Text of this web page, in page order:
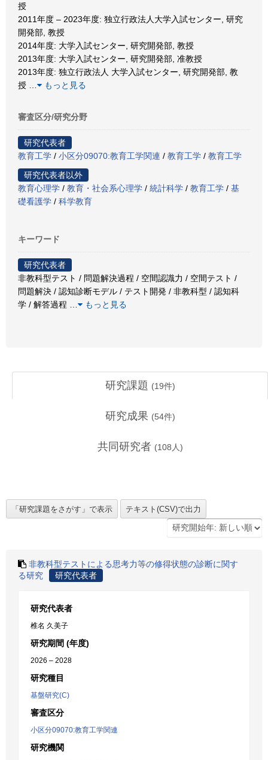
授
2011年度 – 2023年度: 独立行政法人大学入試センター, 研究
開発部, 教授
2014年度: 大学入試センター, 研究開発部, 教授
2013年度: 大学入試センター, 研究開発部, 准教授
2013年度: 独立行政法人 大学入試センター, 研究開発部, 教
授
もっと見る
審査区分/研究分野
研究代表者
教育工学 / 小区分09070:教育工学関連 / 教育工学 / 教育工学
研究代表者以外
教育心理学 / 教育・社会系心理学 / 統計科学 / 教育工学 / 基
礎看護学 / 科学教育
キーワード
研究代表者
非教科型テスト / 問題解決過程 / 空間認識力 / 空間テスト /
問題解決 / 認知診断モデル / テスト開発 / 非教科型 / 認知科
学 / 解答過程
もっと見る
研究課題 (19件)
研究成果 (54件)
共同研究者 (108 人)
非教科型テストによる思考力等の修得状態の診断に関す
る研究
研究代表者
研究代表者
椎名 久美子
研究期間 (年度)
2026 – 2028
研究種目
基盤研究(C)
審査区分
小区分09070:教育工学関連
研究機関